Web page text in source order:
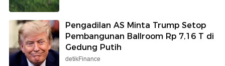
Pengadilan AS Minta Trump Setop
Pembangunan Ballroom Rp 7,16 T di
Gedung Putih
detikFinance